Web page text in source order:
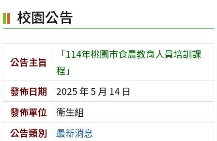
容
區
校園公告
公告主旨
「114年桃園市食農教育人員培訓課
程」
發佈日期
2025 年 5 月 14 日
發佈單位
衛生組
公告類別
最新消息